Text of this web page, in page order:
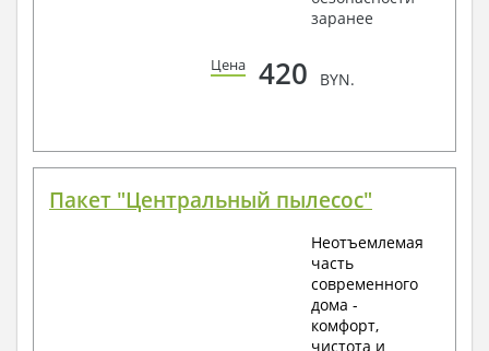
заранее
Цена 420 BYN.
Пакет "Центральный пылесос"
Неотъемлемая
часть
современного
дома -
комфорт,
чистота и